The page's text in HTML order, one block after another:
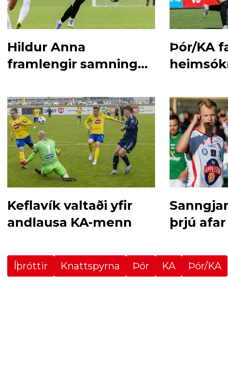
Hildur Anna
framlengir samning
Þór/KA
Keflavík valtaði yfir
andlausa KA-menn
þrjú
Íþróttir Knattspyrna Þór KA Þór/KA